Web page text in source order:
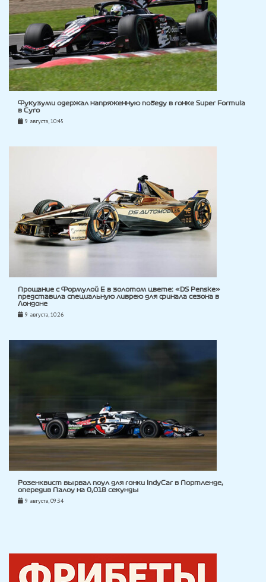
Фукузуми одержал напряженную победу в гонке Super Formula
в Суго
9 августа, 10:45
Прощание с Формулой E в золотом цвете: «DS Penske»
представила специальную ливрею для финала сезона в
Лондоне
9 августа, 10:26
Розенквист вырвал поул для гонки IndyCar в Портленде,
опередив Палоу на 0,018 секунды
9 августа, 09:34